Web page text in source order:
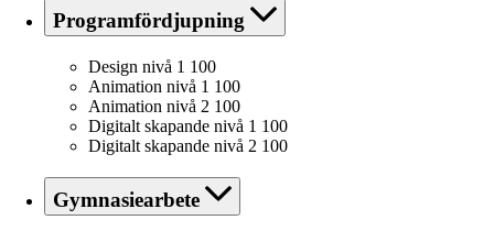
Programfördjupning
Design nivå 1 100
Animation nivå 1 100
Animation nivå 2 100
Digitalt skapande nivå 1 100
Digitalt skapande nivå 2 100
Gymnasiearbete